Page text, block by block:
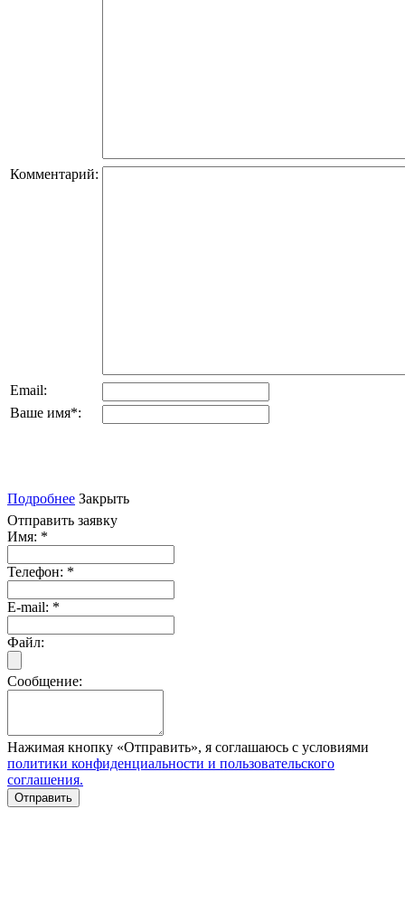
Комментарий:
Email:
Ваше имя*:
Подробнее Закрыть
Отправить заявку
Имя: *
Телефон: *
E-mail: *
Файл:
Сообщение:
Нажимая кнопку «Отправить», я соглашаюсь с условиями
политики конфиденциальности и пользовательского
соглашения.
Отправить